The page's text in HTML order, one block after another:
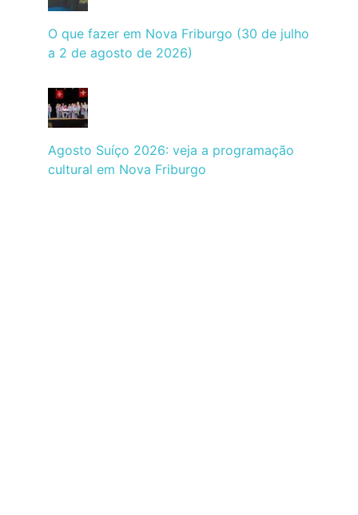
O que fazer em Nova Friburgo (30 de julho
a 2 de agosto de 2026)
Agosto Suíço 2026: veja a programação
cultural em Nova Friburgo